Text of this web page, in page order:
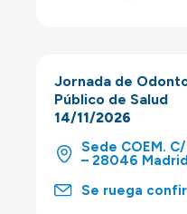
Jornada de
Público de Salud
14/11/2026
Sede COEM.
– 28046 Madrid
Se ruega